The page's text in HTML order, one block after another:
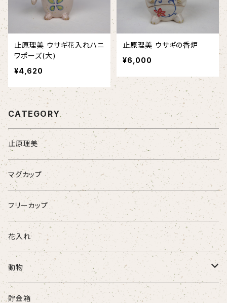
止原理美 ウサギ花入れハニ
ワポーズ(大)
¥4,620
止原理美 ウサギの香炉
¥6,000
CATEGORY
止原理美
マグカップ
フリーカップ
花入れ
動物
牛
貯金箱